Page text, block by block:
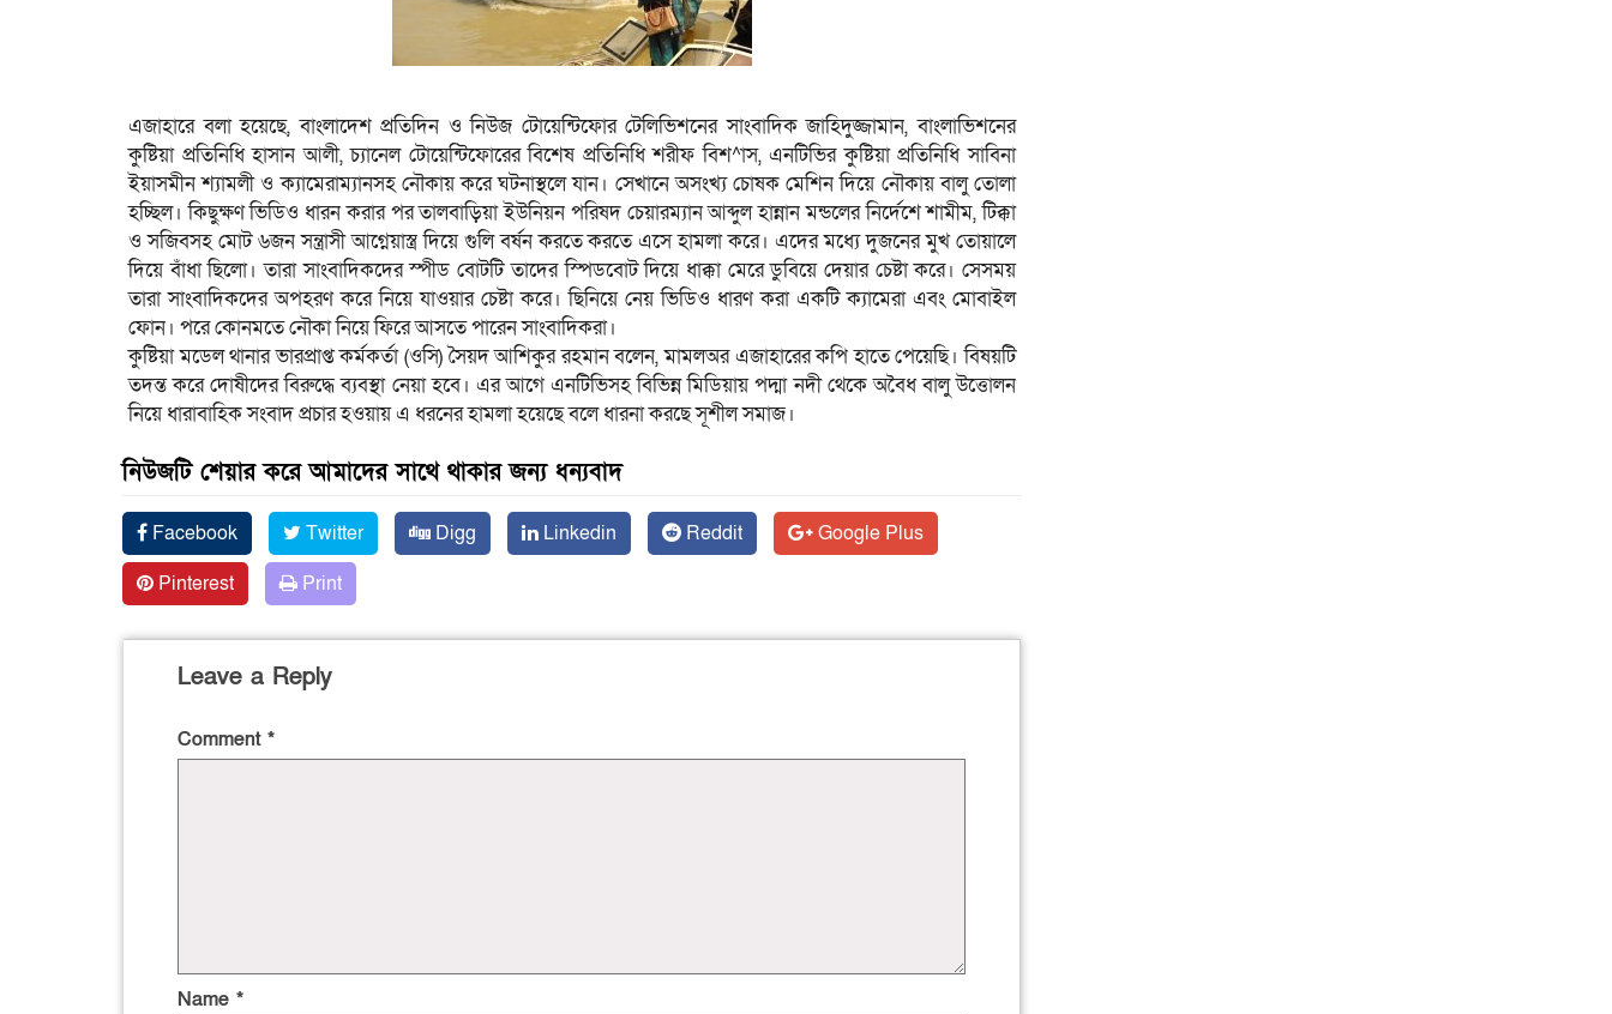
এজাহারে বলা হয়েছে, বাংলাদেশ প্রতিদিন ও নিউজ টোয়েন্টিফোর টেলিভিশনের সাংবাদিক জাহিদুজ্জামান, বাংলাভিশনের
কুষ্টিয়া প্রতিনিধি হাসান আলী, চ্যানেল টোয়েন্টিফোরের বিশেষ প্রতিনিধি শরীফ বিশ^াস, এনটিভির কুষ্টিয়া প্রতিনিধি সাবিনা
ইয়াসমীন শ্যামলী ও ক্যামেরাম্যানসহ নৌকায় করে ঘটনাস্থলে যান। সেখানে অসংখ্য চোষক মেশিন দিয়ে নৌকায় বালু তোলা
হচ্ছিল। কিছুক্ষণ ভিডিও ধারন করার পর তালবাড়িয়া ইউনিয়ন পরিষদ চেয়ারম্যান আব্দুল হান্নান মন্ডলের নির্দেশে শামীম, টিক্কা
ও সজিবসহ মোট ৬জন সন্ত্রাসী আগ্নেয়াস্ত্র দিয়ে গুলি বর্ষন করতে করতে এসে হামলা করে। এদের মধ্যে দুজনের মুখ তোয়ালে
দিয়ে বাঁধা ছিলো। তারা সাংবাদিকদের স্পীড বোটটি তাদের স্পিডবোট দিয়ে ধাক্কা মেরে ডুবিয়ে দেয়ার চেষ্টা করে। সেসময়
তারা সাংবাদিকদের অপহরণ করে নিয়ে যাওয়ার চেষ্টা করে। ছিনিয়ে নেয় ভিডিও ধারণ করা একটি ক্যামেরা এবং মোবাইল
ফোন। পরে কোনমতে নৌকা নিয়ে ফিরে আসতে পারেন সাংবাদিকরা।
কুষ্টিয়া মডেল থানার ভারপ্রাপ্ত কর্মকর্তা (ওসি) সৈয়দ আশিকুর রহমান বলেন, মামলঅর এজাহারের কপি হাতে পেয়েছি। বিষয়টি
তদন্ত করে দোষীদের বিরুদ্ধে ব্যবস্থা নেয়া হবে। এর আগে এনটিভিসহ বিভিন্ন মিডিয়ায় পদ্মা নদী থেকে অবৈধ বালু উত্তোলন
নিয়ে ধারাবাহিক সংবাদ প্রচার হওয়ায় এ ধরনের হামলা হয়েছে বলে ধারনা করছে সূশীল সমাজ।
নিউজটি শেয়ার করে আমাদের সাথে থাকার জন্য ধন্যবাদ
Facebook Twitter Digg Linkedin Reddit
Google Plus
Pinterest
Print
Leave a Reply
Comment *
Name *